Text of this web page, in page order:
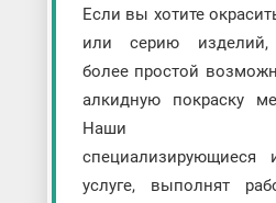
Если вы хотите
или серию изделий,
более простой
алкидную покраску
Наши
услуге, выполнят